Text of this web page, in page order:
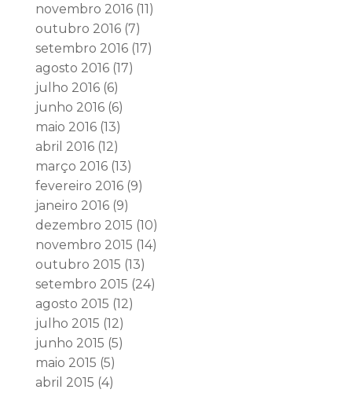
novembro 2016(11)
outubro 2016(7)
setembro 2016(17)
agosto 2016(17)
julho 2016(6)
junho 2016(6)
maio 2016(13)
abril 2016(12)
março 2016(13)
fevereiro 2016(9)
janeiro 2016(9)
dezembro 2015 (10)
novembro 2015 (14)
outubro 2015 (13)
setembro 2015 (24)
agosto 2015 (12)
julho 2015 (12)
junho 2015 (5)
maio 2015 (5)
abril 2015 (4)